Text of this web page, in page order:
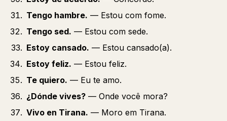
Tengo hambre. — Estou com fome.
Tengo sed. — Estou com sede.
Estoy cansado. — Estou cansado(a).
Estoy feliz. — Estou feliz.
Te quiero. — Eu te amo.
¿Dónde vives? — Onde você mora?
Vivo en Tirana. — Moro em Tirana.